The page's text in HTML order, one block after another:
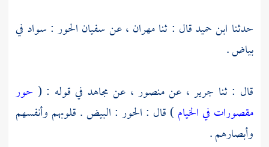
حدثنا ابن حميدقال : ثنامهران ، عن سفيان الحور : سواد في
بياض .
قال : ثنا جرير ، عنمنصور ، عن مجاهد في قوله : ( حور
مقصورات في الخيام) قال : الحور : البيض . قلوبهم وأنفسهم
وأبصارهم .